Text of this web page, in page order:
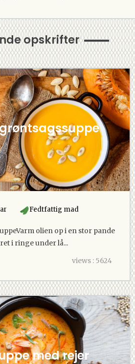
opskrifter
Fedtfattig mad
olien op i en stor pande
i ringe under lå...
views : 5624
med rejer